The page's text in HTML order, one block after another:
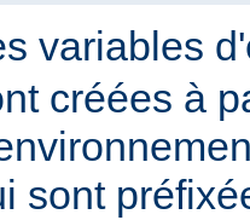
variables
créées à
sont